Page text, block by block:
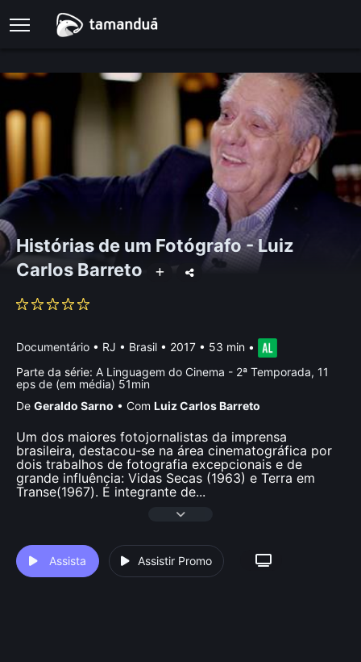
Histórias de um Fotógrafo - Luiz
Carlos Barreto
Documentário • RJ • Brasil • 2017 • 53 min •
Parte da série: A Linguagem do Cinema - 2ª Temporada, 11
eps de (em média) 51min
De Geraldo Sarno • Com Luiz Carlos Barreto
Um dos maiores fotojornalistas da imprensa
brasileira, destacou-se na área cinematográfica por
dois trabalhos de fotografia excepcionais e de
grande influência: Vidas Secas (1963) e Terra em
Transe(1967). É integrante de...
Assista Assistir Promo